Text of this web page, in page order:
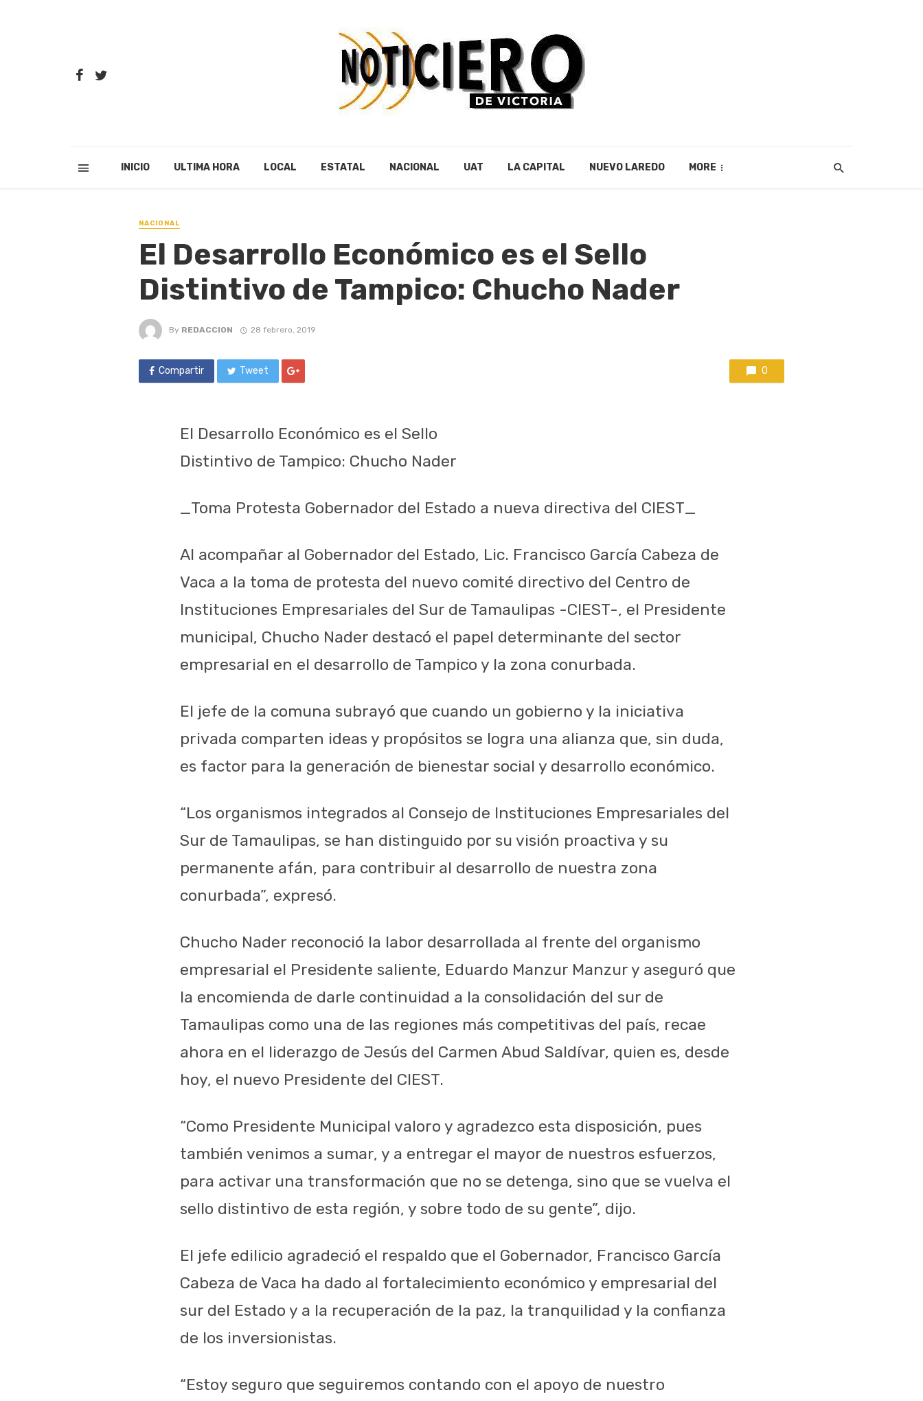
INICIO ULTIMA HORA LOCAL ESTATAL NACIONAL UAT LA CAPITAL NUEVO LAREDO MORE
NACIONAL
El Desarrollo Económico es el Sello
Distintivo de Tampico: Chucho Nader
By REDACCION 28 febrero, 2019
Compartir Tweet 0
El Desarrollo Económico es el Sello
Distintivo de Tampico: Chucho Nader
_Toma Protesta Gobernador del Estado a nueva directiva del CIEST_
Al acompañar al Gobernador del Estado, Lic. Francisco García Cabeza de
Vaca a la toma de protesta del nuevo comité directivo del Centro de
Instituciones Empresariales del Sur de Tamaulipas -CIEST-, el Presidente
municipal, Chucho Nader destacó el papel determinante del sector
empresarial en el desarrollo de Tampico y la zona conurbada.
El jefe de la comuna subrayó que cuando un gobierno y la iniciativa
privada comparten ideas y propósitos se logra una alianza que, sin duda,
es factor para la generación de bienestar social y desarrollo económico.
“Los organismos integrados al Consejo de Instituciones Empresariales del
Sur de Tamaulipas, se han distinguido por su visión proactiva y su
permanente afán, para contribuir al desarrollo de nuestra zona
conurbada”, expresó.
Chucho Nader reconoció la labor desarrollada al frente del organismo
empresarial el Presidente saliente, Eduardo Manzur Manzur y aseguró que
la encomienda de darle continuidad a la consolidación del sur de
Tamaulipas como una de las regiones más competitivas del país, recae
ahora en el liderazgo de Jesús del Carmen Abud Saldívar, quien es, desde
hoy, el nuevo Presidente del CIEST.
“Como Presidente Municipal valoro y agradezco esta disposición, pues
también venimos a sumar, y a entregar el mayor de nuestros esfuerzos,
para activar una transformación que no se detenga, sino que se vuelva el
sello distintivo de esta región, y sobre todo de su gente”, dijo.
El jefe edilicio agradeció el respaldo que el Gobernador, Francisco García
Cabeza de Vaca ha dado al fortalecimiento económico y empresarial del
sur del Estado y a la recuperación de la paz, la tranquilidad y la confianza
de los inversionistas.
“Estoy seguro que seguiremos contando con el apoyo de nuestro